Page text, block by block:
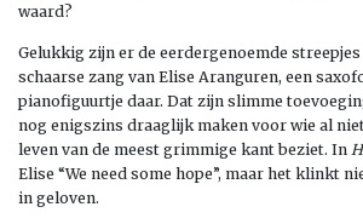
waard?
Gelukkig zijn er de eerdergenoemde
schaarse zang van Elise Aranguren, een
pianofiguurtje daar. Dat zijn slimme
nog enigszins draaglijk maken voor wie al
leven van de meest grimmige kant beziet. In
Elise “We need some hope”, maar het klinkt
in geloven.